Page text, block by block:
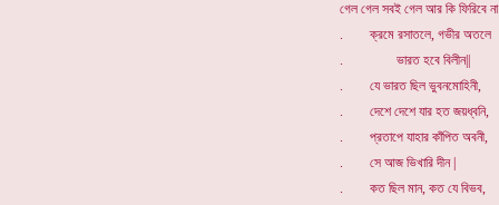
গেল গেল সবই গেল আর কি ফিরিবে না
. ক্রমে রসাতলে, গভীর অতলে
. ভারত হবে বিলীন||
. যে ভারত ছিল ভুবনমোহিনী,
. দেশে দেশে যার হত জয়ধ্বনি,
. প্রতাপে যাহার কাঁপিত অবনী,
. সে আজ ভিখারি দীন |
. কত ছিল মান, কত যে বিভব,